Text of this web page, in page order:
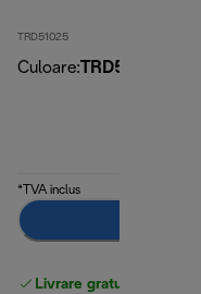
TRD51025
Culoare: TRD51025
*TVA inclus
Livrare gratuită standard